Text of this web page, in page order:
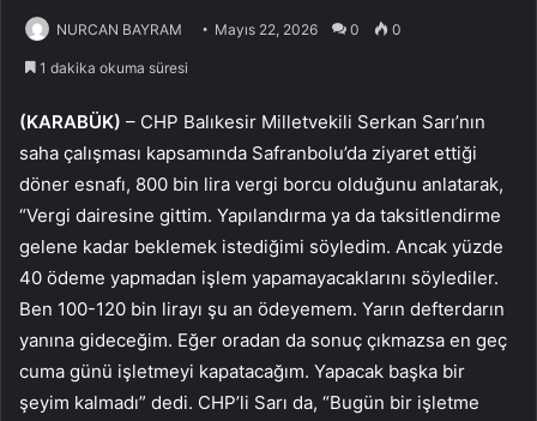
NURCAN BAYRAM Mayıs 22, 2026 0 0
1 dakika okuma süresi
(KARABÜK) – CHP Balıkesir Milletvekili Serkan Sarı’nın
saha çalışması kapsamında Safranbolu’da ziyaret ettiği
döner esnafı, 800 bin lira vergi borcu olduğunu anlatarak,
“Vergi dairesine gittim. Yapılandırma ya da taksitlendirme
gelene kadar beklemek istediğimi söyledim. Ancak yüzde
40 ödeme yapmadan işlem yapamayacaklarını söylediler.
Ben 100-120 bin lirayı şu an ödeyemem. Yarın defterdarın
yanına gideceğim. Eğer oradan da sonuç çıkmazsa en geç
cuma günü işletmeyi kapatacağım. Yapacak başka bir
şeyim kalmadı” dedi. CHP’li Sarı da, “Bugün bir işletme